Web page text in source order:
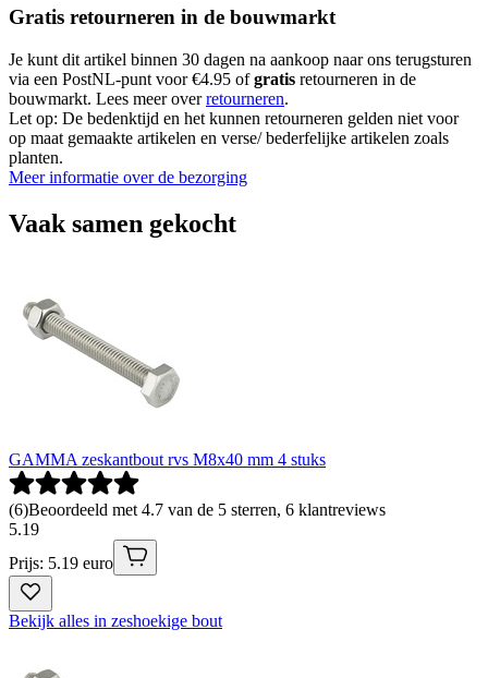
Gratis retourneren in de bouwmarkt
Je kunt dit artikel binnen 30 dagen na aankoop naar ons terugsturen
via een PostNL-punt voor €4.95 ofgratis retourneren in de
bouwmarkt. Lees meer overretourneren.
Let op: De bedenktijd en het kunnen retourneren gelden niet voor
op maat gemaakte artikelen en verse/ bederfelijke artikelen zoals
planten.
Meer informatie over de bezorging
Vaak samen gekocht
GAMMA zeskantbout rvs M8x40 mm 4 stuks
(6)Beoordeeld met 4.7 van de 5 sterren, 6 klantreviews
5.19
Prijs: 5.19 euro
Bekijk alles in zeshoekige bout